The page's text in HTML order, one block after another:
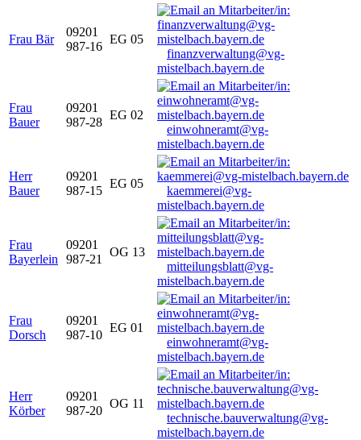
Frau Bär
09201
987-16
EG 05
finanzverwaltung@vg-
mistelbach.bayern.de
Frau
Bauer
09201
987-28
EG 02
einwohneramt@vg-
mistelbach.bayern.de
Herr
Bauer
09201
987-15
EG 05
kaemmerei@vg-
mistelbach.bayern.de
Frau
Bayerlein
09201
987-21
OG 13
mitteilungsblatt@vg-
mistelbach.bayern.de
Frau
Dorsch
09201
987-10
EG 01
einwohneramt@vg-
mistelbach.bayern.de
Herr
Körber
09201
987-20
OG 11
technische.bauverwaltung@vg-
mistelbach.bayern.de